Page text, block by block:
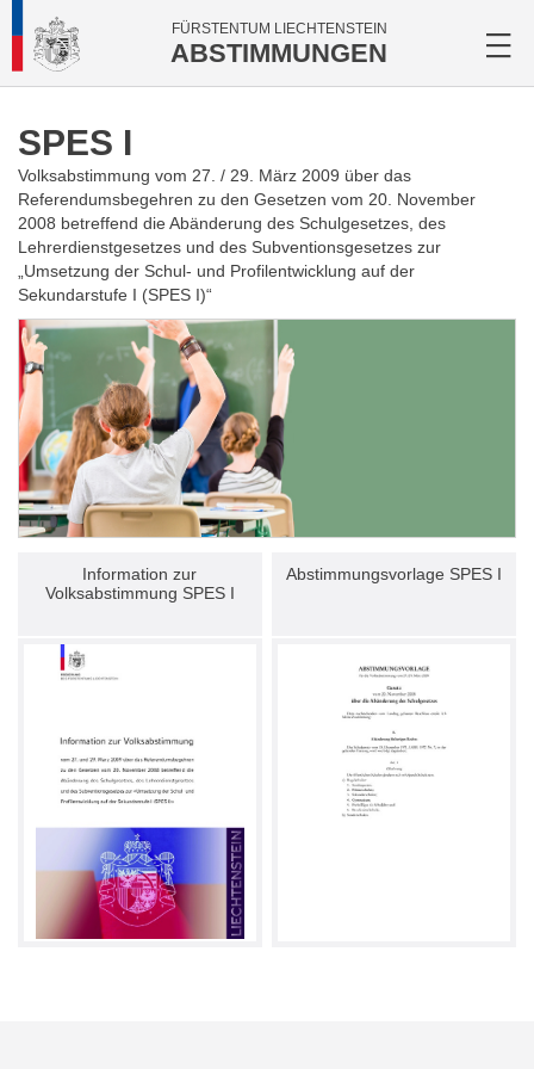
FÜRSTENTUM LIECHTENSTEIN
ABSTIMMUNGEN
SPES I
Volksabstimmung vom 27. / 29. März 2009 über das
Referendumsbegehren zu den Gesetzen vom 20. November
2008 betreffend die Abänderung des Schulgesetzes, des
Lehrerdienstgesetzes und des Subventionsgesetzes zur
„Umsetzung der Schul- und Profilentwicklung auf der
Sekundarstufe I (SPES I)“
Information zur
Volksabstimmung SPES I
Abstimmungsvorlage SPES I